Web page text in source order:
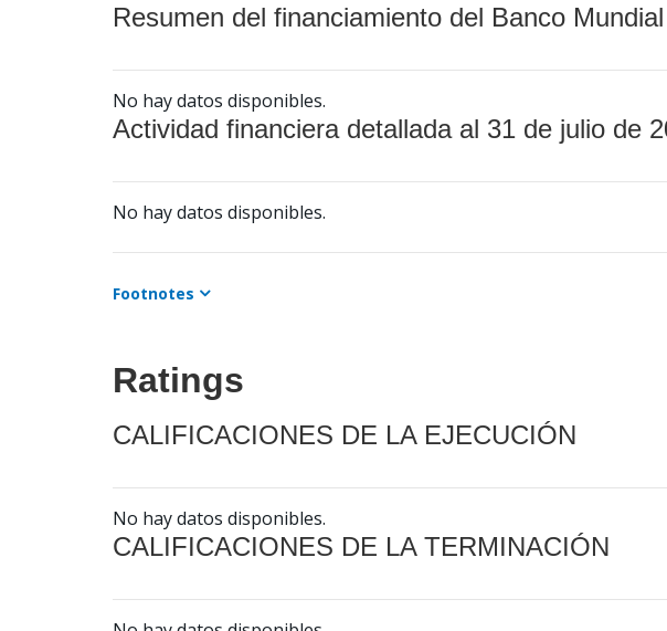
Resumen del financiamiento del Banco
No hay datos disponibles.
Actividad financiera detallada al 31 de julio de
No hay datos disponibles.
Footnotes
Ratings
CALIFICACIONES DE LA EJECUCIÓN
No hay datos disponibles.
CALIFICACIONES DE LA TERMINACIÓN